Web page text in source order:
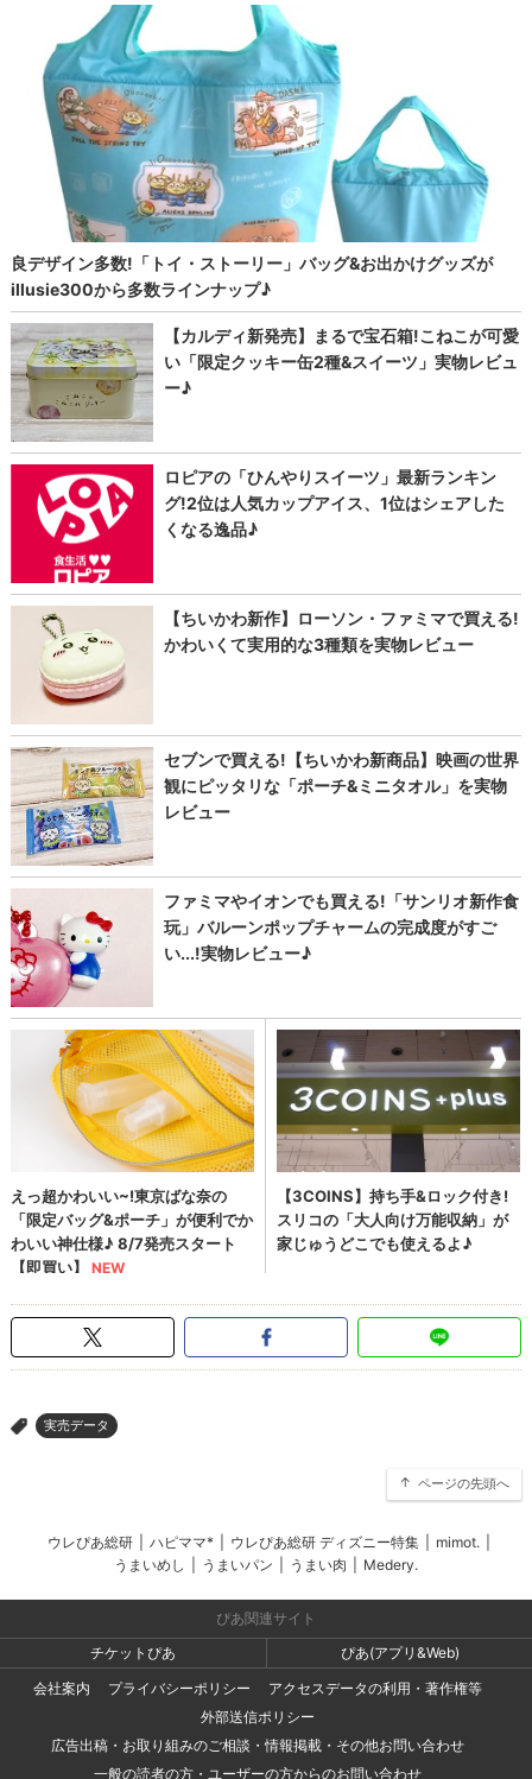
> 実売データ
ページの先頭へ
ウレぴあ総研 ハピママ* ウレぴあ総研 ディズニー特集 mimot.
うまいめし
うまいパン うまい肉 Medery.
ぴあ関連サイト
チケットぴあ
ぴあ(アプリ&Web)
会社案内
プライバシーポリシー
アクセスデータの利用・著作権等
外部送信ポリシー
広告出稿・お取り組みのご相談・情報掲載・その他お問い合わせ
一般の読者の方・ユーザーの方からのお問い合わせ